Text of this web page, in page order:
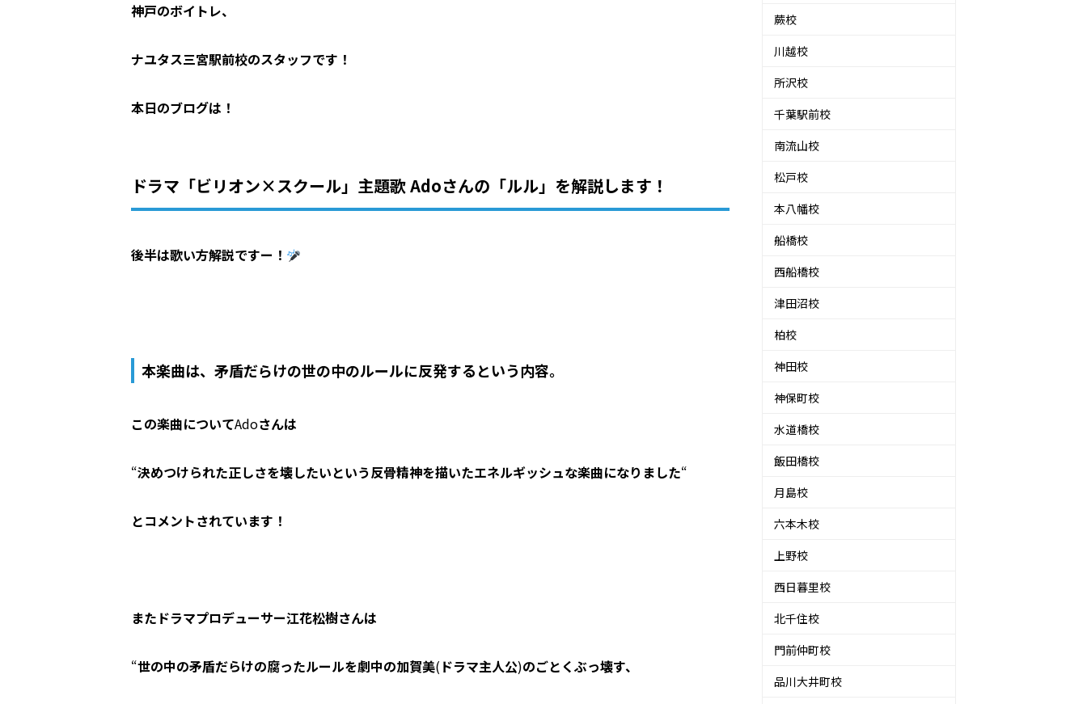
神戸のボイトレ、
ナユタス三宮駅前校のスタッフです！
本日のブログは！
ドラマ「ビリオン×スクール」主題歌Adoさんの「ルル」を解説します！
後半は歌い方解説ですー！
本楽曲は、矛盾だらけの世の中のルールに反発するという内容。
この楽曲についてAdoさんは
“決めつけられた正しさを壊したいという反骨精神を描いたエネルギッシュな楽曲になりました“
とコメントされています！
またドラマプロデューサー江花松樹さんは
“世の中の矛盾だらけの腐ったルールを劇中の加賀美( ドラマ主人公)のごとくぶっ壊す、
蕨校
川越校
所沢校
千葉駅前校
南流山校
松戸校
本八幡校
船橋校
西船橋校
津田沼校
柏校
神田校
神保町校
水道橋校
飯田橋校
月島校
六本木校
上野校
西日暮里校
北千住校
門前仲町校
品川大井町校